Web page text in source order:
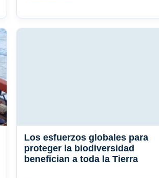
Los esfuerzos globales para
proteger la biodiversidad
benefician a toda la Tierra